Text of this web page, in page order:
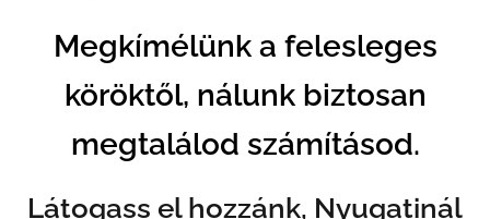
Megkímélünk a felesleges
köröktől, nálunk biztosan
megtalálod számításod.
Látogass el hozzánk, Nyugatinál